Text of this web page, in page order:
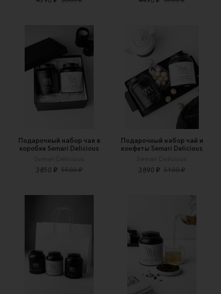
Подарочный набор чая в
коробке Semari Delicious
Semari Delicious
3850 ₽ 5500 ₽
Подарочный набор чай и
конфеты Semari Delicious
Semari Delicious
3890 ₽ 5100 ₽